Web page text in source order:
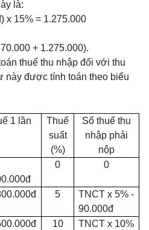
là:
x 15% = 1.275.000
+ 1.275.000).
thuế thu nhập đối với thu
này được tính toán theo biểu
1 lần
Thuế
suất
(%)
Số thuế thu
nhập phải
nộp
0 0
5
TNCT x 5% -
90.000đ
10
TNCT x 10%